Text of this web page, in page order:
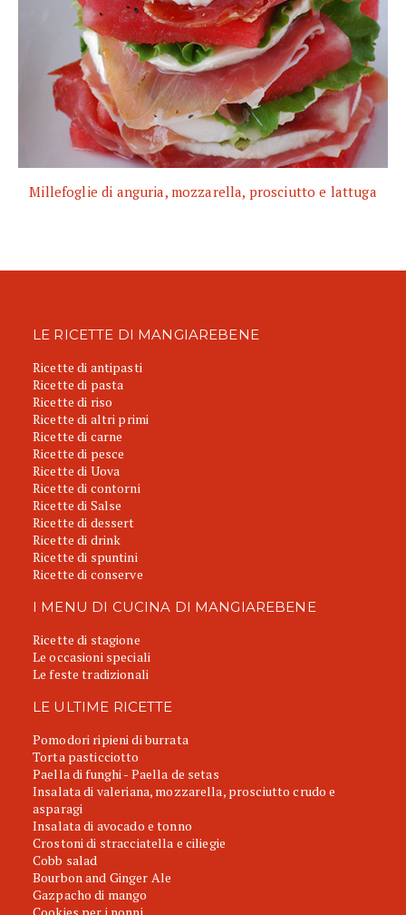
Millefoglie di anguria, mozzarella, prosciutto e lattuga
LE RICETTE DI MANGIAREBENE
Ricette di antipasti
Ricette di pasta
Ricette di riso
Ricette di altri primi
Ricette di carne
Ricette di pesce
Ricette di Uova
Ricette di contorni
Ricette di Salse
Ricette di dessert
Ricette di drink
Ricette di spuntini
Ricette di conserve
I MENU DI CUCINA DI MANGIAREBENE
Ricette di stagione
Le occasioni speciali
Le feste tradizionali
LE ULTIME RICETTE
Pomodori ripieni di burrata
Torta pasticciotto
Paella di funghi - Paella de setas
Insalata di valeriana, mozzarella, prosciutto crudo e
asparagi
Insalata di avocado e tonno
Crostoni di stracciatella e ciliegie
Cobb salad
Bourbon and Ginger Ale
Gazpacho di mango